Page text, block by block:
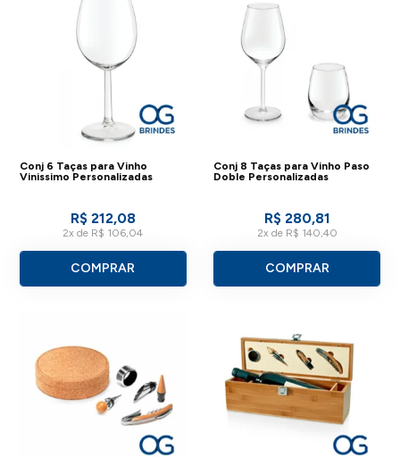
Conj 6 Taças para Vinho
Vinissimo Personalizadas
R$ 212,08
2x de R$ 106,04
COMPRAR
Conj 8 Taças para Vinho Paso
Doble Personalizadas
R$ 280,81
2x de R$ 140,40
COMPRAR